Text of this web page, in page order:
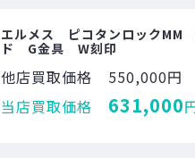
エルメス ピコタンロックMM
ド G金具 W刻印
他店買取価格
550,000円
当店買取価格
631,000